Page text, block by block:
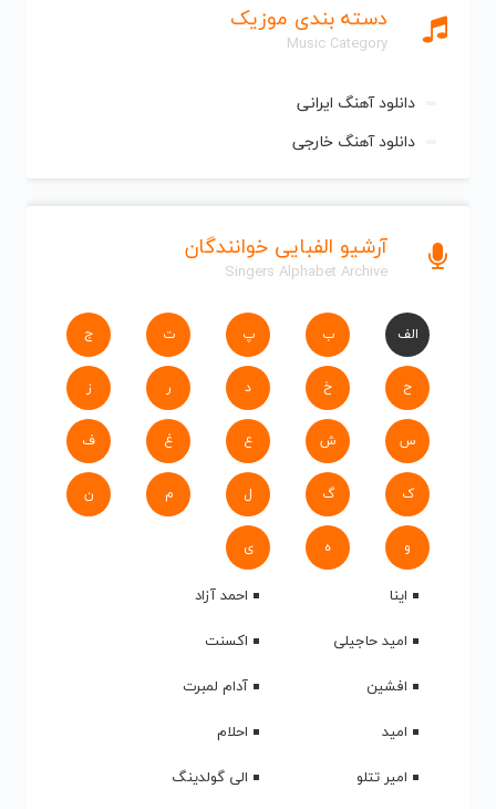
دسته بندی موزیک
Music Category
دانلود آهنگ ایرانی
دانلود آهنگ خارجی
آرشیو الفبایی خوانندگان
Singers Alphabet Archive
الف ب پ ت ج
ح خ د ر ز
س ش ع غ ف
ک گ ل م ن
و ه ی
اینا
احمد آزاد
امید حاجیلی
اکسنت
افشین
آدام لمبرت
امید
احلام
امیر تتلو
الی گولدینگ